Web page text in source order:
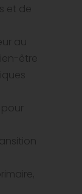
et de
au
être